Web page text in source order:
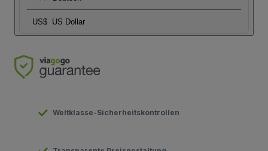
US$ US Dollar
Weltklasse-Sicherheitskontrollen